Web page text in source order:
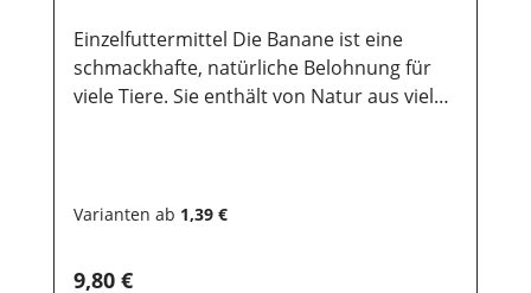
Einzelfuttermittel Die Banane ist eine
schmackhafte, natürliche Belohnung für
viele Tiere. Sie enthält von Natur aus viele
ihren hohen Kaliumgehalt unterstützt sie
und Herz.Zudem ist sie leicht verdaulich
Varianten ab 1,39 €
Regulärer Preis:
9,80 €